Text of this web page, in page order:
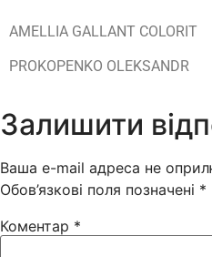
AMELLIA GALLANT COLORIT
PROKOPENKO OLEKSANDR
Залишити
Ваша e-mail адреса не
Обов’язкові поля позначені *
Коментар *